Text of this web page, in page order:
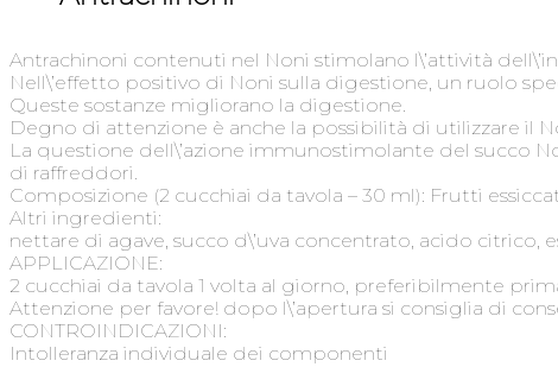
Antrachinoni contenuti nel Noni stimolano l\’attività
Nell\’effetto positivo di Noni sulla digestione, un ruolo
Queste sostanze migliorano la digestione.
Degno di attenzione è anche la possibilità di utilizzare il
La questione dell\’azione immunostimolante del succo
di raffreddori.
Composizione (2 cucchiai da tavola – 30 ml): Frutti
Altri ingredienti:
nettare di agave, succo d\’uva concentrato, acido
APPLICAZIONE:
2 cucchiai da tavola 1 volta al giorno, preferibilmente
Attenzione per favore! dopo l\’apertura si consiglia di
CONTROINDICAZIONI:
Intolleranza individuale dei componenti